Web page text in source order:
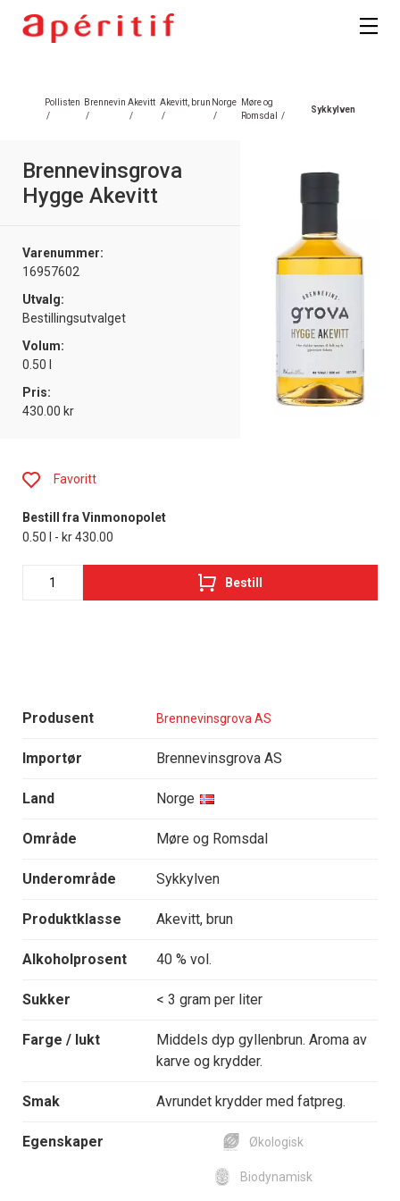
Pollisten
/
Brennevin
/
Akevitt
/
Akevitt, brun
/
Norge
/
Møre og
Romsdal
/
Sykkylven
Brennevinsgrova
Hygge Akevitt
Varenummer:
16957602
Utvalg:
Bestillingsutvalget
Volum:
0.50 l
Pris:
430.00 kr
Produsent Brennevinsgrova AS
Importør Brennevinsgrova AS
Land Norge
Område Møre og Romsdal
Underområde Sykkylven
Produktklasse Akevitt, brun
Alkoholprosent 40 % vol.
Sukker < 3 gram per liter
Farge / lukt
Middels dyp gyllenbrun. Aroma av
karve og krydder.
Smak Avrundet krydder med fatpreg.
Egenskaper Økologisk
Biodynamisk
Favoritt
Bestill fra Vinmonopolet
0.50 l - kr 430.00
Bestill